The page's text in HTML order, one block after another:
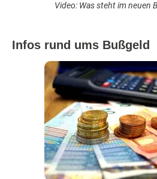
Video: Was steht im neuen
Infos rund ums Bußgeld